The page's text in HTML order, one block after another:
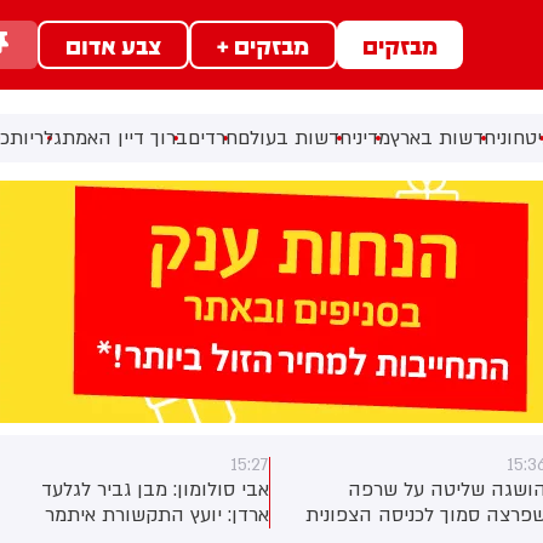
מבזקים מבזקים + צבע אדום
חדשות בארץמדיניחדשות בעולםחרדיםברוך דיין האמתגלריות
אבי סולומון: מבן גביר לגלעד
יועץ התקשורת איתמר
15:26
גיא ורון: ​צוותי כיבוי והצלה
ולוחמי היחידה לחילוצים מיוחדים